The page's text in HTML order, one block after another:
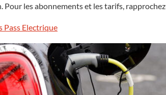
Pour les abonnements et les tarifs,
Pass Electrique